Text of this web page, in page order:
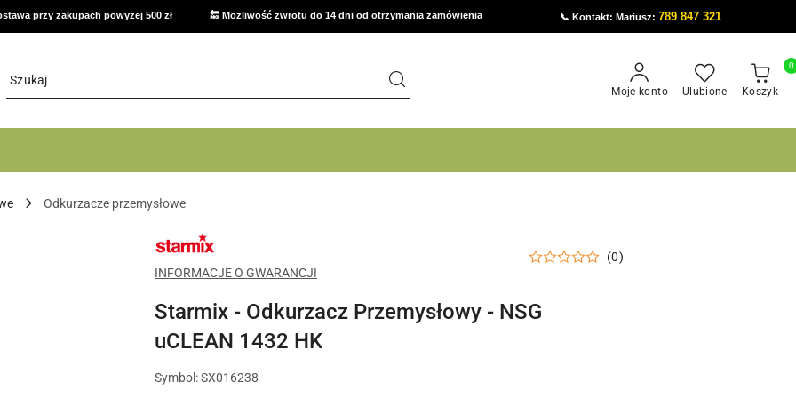
przy zakupach powyżej 500 zł 🔙 Możliwość zwrotu do 14 dni od otrzymania zamówienia 📞 Kontakt: Mariusz:789 847 321
Moje konto Ulubione Koszyk
0
Odkurzacze przemysłowe
NAZWA
PRODUCENTA:
INFORMACJE O GWARANCJI
(0)
Starmix - Odkurzacz Przemysłowy - NSG
uCLEAN 1432 HK
Symbol:SX016238